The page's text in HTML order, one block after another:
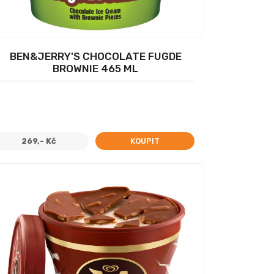
BEN&JERRY'S CHOCOLATE FUGDE
BROWNIE 465 ML
269,- Kč KOUPIT